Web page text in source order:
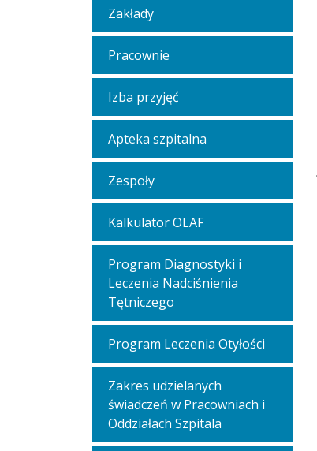
Zakłady
Pracownie
Izba przyjęć
Apteka szpitalna
Zespoły
Kalkulator OLAF
Program Diagnostyki i
Leczenia Nadciśnienia
Tętniczego
Program Leczenia Otyłości
Zakres udzielanych
świadczeń w Pracowniach i
Oddziałach Szpitala